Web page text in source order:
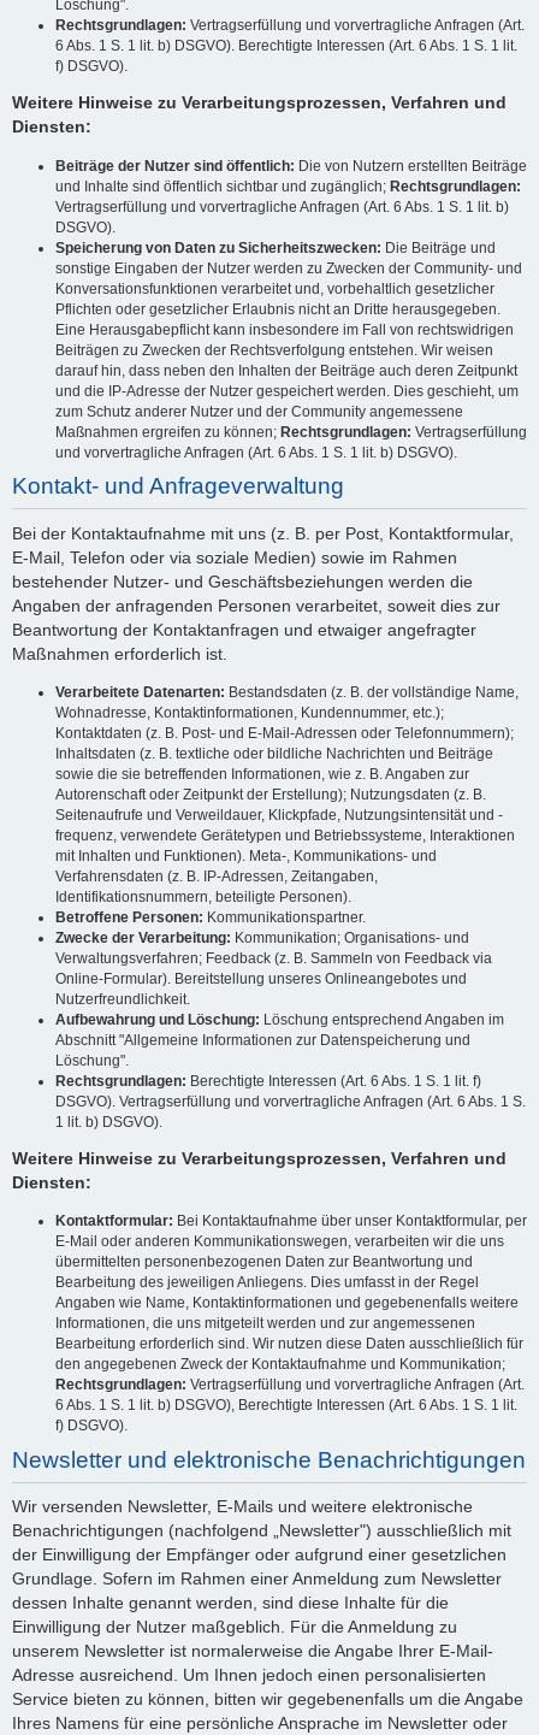
Löschung".
Rechtsgrundlagen: Vertragserfüllung und vorvertragliche Anfragen (Art.
6 Abs. 1 S. 1 lit. b) DSGVO). Berechtigte Interessen (Art. 6 Abs. 1 S. 1 lit.
f) DSGVO).
Weitere Hinweise zu Verarbeitungsprozessen, Verfahren und
Diensten:
Beiträge der Nutzer sind öffentlich: Die von Nutzern erstellten Beiträge
und Inhalte sind öffentlich sichtbar und zugänglich; Rechtsgrundlagen:
Vertragserfüllung und vorvertragliche Anfragen (Art. 6 Abs. 1 S. 1 lit. b)
DSGVO).
Speicherung von Daten zu Sicherheitszwecken: Die Beiträge und
sonstige Eingaben der Nutzer werden zu Zwecken der Community- und
Konversationsfunktionen verarbeitet und, vorbehaltlich gesetzlicher
Pflichten oder gesetzlicher Erlaubnis nicht an Dritte herausgegeben.
Eine Herausgabepflicht kann insbesondere im Fall von rechtswidrigen
Beiträgen zu Zwecken der Rechtsverfolgung entstehen. Wir weisen
darauf hin, dass neben den Inhalten der Beiträge auch deren Zeitpunkt
und die IP-Adresse der Nutzer gespeichert werden. Dies geschieht, um
zum Schutz anderer Nutzer und der Community angemessene
Maßnahmen ergreifen zu können; Rechtsgrundlagen: Vertragserfüllung
und vorvertragliche Anfragen (Art. 6 Abs. 1 S. 1 lit. b) DSGVO).
Kontakt- und Anfrageverwaltung
Bei der Kontaktaufnahme mit uns (z. B. per Post, Kontaktformular,
E-Mail, Telefon oder via soziale Medien) sowie im Rahmen
bestehender Nutzer- und Geschäftsbeziehungen werden die
Angaben der anfragenden Personen verarbeitet, soweit dies zur
Beantwortung der Kontaktanfragen und etwaiger angefragter
Maßnahmen erforderlich ist.
Verarbeitete Datenarten: Bestandsdaten (z. B. der vollständige Name,
Wohnadresse, Kontaktinformationen, Kundennummer, etc.);
Kontaktdaten (z. B. Post- und E-Mail-Adressen oder Telefonnummern);
Inhaltsdaten (z. B. textliche oder bildliche Nachrichten und Beiträge
sowie die sie betreffenden Informationen, wie z. B. Angaben zur
Autorenschaft oder Zeitpunkt der Erstellung); Nutzungsdaten (z. B.
Seitenaufrufe und Verweildauer, Klickpfade, Nutzungsintensität und -
frequenz, verwendete Gerätetypen und Betriebssysteme, Interaktionen
mit Inhalten und Funktionen). Meta-, Kommunikations- und
Verfahrensdaten (z. B. IP-Adressen, Zeitangaben,
Identifikationsnummern, beteiligte Personen).
Betroffene Personen: Kommunikationspartner.
Zwecke der Verarbeitung: Kommunikation; Organisations- und
Verwaltungsverfahren; Feedback (z. B. Sammeln von Feedback via
Online-Formular). Bereitstellung unseres Onlineangebotes und
Nutzerfreundlichkeit.
Aufbewahrung und Löschung: Löschung entsprechend Angaben im
Abschnitt "Allgemeine Informationen zur Datenspeicherung und
Löschung".
Rechtsgrundlagen: Berechtigte Interessen (Art. 6 Abs. 1 S. 1 lit. f)
DSGVO). Vertragserfüllung und vorvertragliche Anfragen (Art. 6 Abs. 1 S.
1 lit. b) DSGVO).
Weitere Hinweise zu Verarbeitungsprozessen, Verfahren und
Diensten:
Kontaktformular: Bei Kontaktaufnahme über unser Kontaktformular, per
E-Mail oder anderen Kommunikationswegen, verarbeiten wir die uns
übermittelten personenbezogenen Daten zur Beantwortung und
Bearbeitung des jeweiligen Anliegens. Dies umfasst in der Regel
Angaben wie Name, Kontaktinformationen und gegebenenfalls weitere
Informationen, die uns mitgeteilt werden und zur angemessenen
Bearbeitung erforderlich sind. Wir nutzen diese Daten ausschließlich für
den angegebenen Zweck der Kontaktaufnahme und Kommunikation;
Rechtsgrundlagen: Vertragserfüllung und vorvertragliche Anfragen (Art.
6 Abs. 1 S. 1 lit. b) DSGVO), Berechtigte Interessen (Art. 6 Abs. 1 S. 1 lit.
f) DSGVO).
Newsletter und elektronische Benachrichtigungen
Wir versenden Newsletter, E-Mails und weitere elektronische
Benachrichtigungen (nachfolgend „Newsletter") ausschließlich mit
der Einwilligung der Empfänger oder aufgrund einer gesetzlichen
Grundlage. Sofern im Rahmen einer Anmeldung zum Newsletter
dessen Inhalte genannt werden, sind diese Inhalte für die
Einwilligung der Nutzer maßgeblich. Für die Anmeldung zu
unserem Newsletter ist normalerweise die Angabe Ihrer E-Mail-
Adresse ausreichend. Um Ihnen jedoch einen personalisierten
Service bieten zu können, bitten wir gegebenenfalls um die Angabe
Ihres Namens für eine persönliche Ansprache im Newsletter oder